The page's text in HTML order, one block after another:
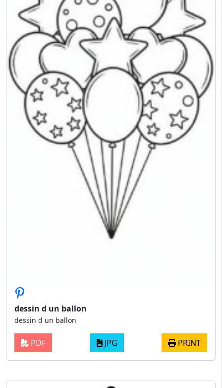
dessin d un ballon
dessin d un ballon
PDF JPG PRINT